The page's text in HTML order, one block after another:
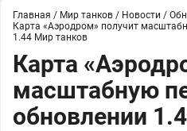
Главная / Мир танков / Новости /
Карта «Аэродром» получит
1.44 Мир танков
Карта
масштабную
обновлении